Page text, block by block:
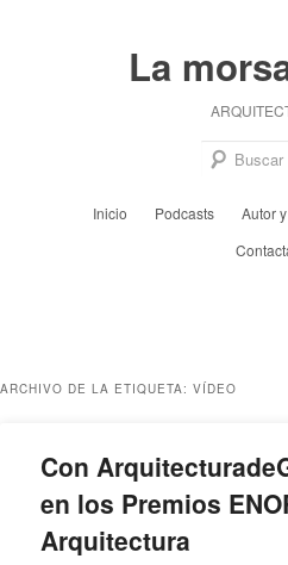
La
Inicio Podcasts Autor
ARCHIVO DE LA ETIQUETA: VÍDEO
Con
en los Premios
Arquitectura